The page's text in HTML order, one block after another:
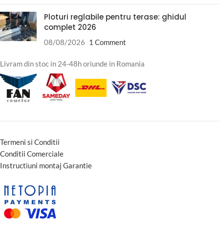
Ploturi reglabile pentru terase: ghidul
complet 2026
08/08/2026 1 Comment
Livram din stoc in 24-48h oriunde in Romania
Termeni si Conditii
Conditii Comerciale
Instructiuni montaj Garantie